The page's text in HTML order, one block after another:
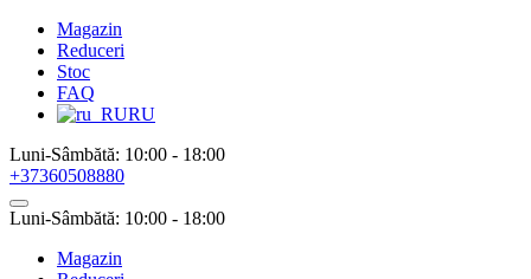
Magazin
Reduceri
Stoc
FAQ
RU
Luni-Sâmbătă: 10:00 - 18:00
+37360508880
Luni-Sâmbătă: 10:00 - 18:00
Magazin